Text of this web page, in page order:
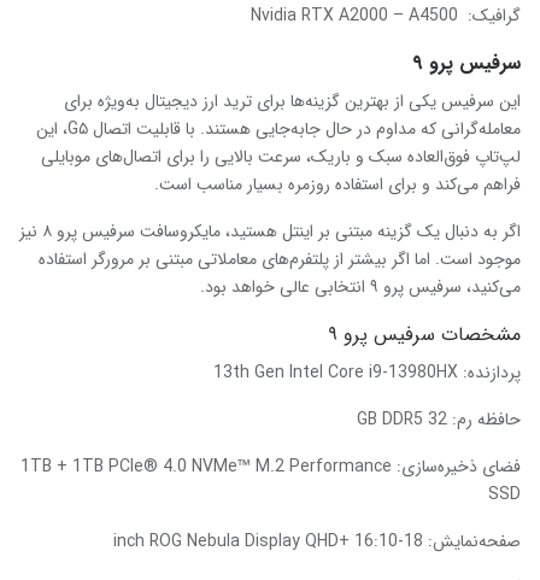
گرافیک: Nvidia RTX A2000 – A4500
سرفیس پرو ۹
این سرفیس یکی از بهترین گزینه‌ها برای ترید ارز دیجیتال به‌ویژه برای
معامله‌گرانی که مداوم در حال جابه‌جایی هستند. با قابلیت اتصال G۵، این
لپ‌تاپ فوق‌العاده سبک و باریک، سرعت بالایی را برای اتصال‌های موبایلی
فراهم می‌کند و برای استفاده روزمره بسیار مناسب است.
اگر به دنبال یک گزینه مبتنی بر اینتل هستید، مایکروسافت سرفیس پرو ۸ نیز
موجود است. اما اگر بیشتر از پلتفرم‌های معاملاتی مبتنی بر مرورگر استفاده
می‌کنید، سرفیس پرو ۹ انتخابی عالی خواهد بود.
مشخصات سرفیس پرو ۹
پردازنده: 13th Gen Intel Core i9-13980HX
حافظه رم: 32 GB DDR5
فضای ذخیره‌سازی: 1TB + 1TB PCIe® 4.0 NVMe™ M.2 Performance
SSD
صفحه‌نمایش: 18-inch ROG Nebula Display QHD+ 16:10